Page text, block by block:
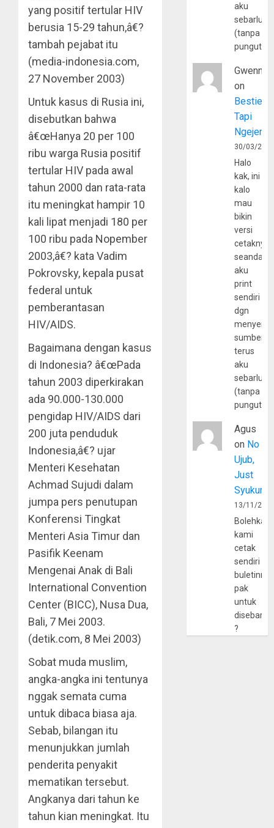
yang positif tertular HIV
berusia 15-29 tahun,â€?
tambah pejabat itu
(media-indonesia.com,
27 November 2003)
Untuk kasus di Rusia ini,
disebutkan bahwa
â€œHanya 20 per 100
ribu warga Rusia positif
tertular HIV pada awal
tahun 2000 dan rata-rata
itu meningkat hampir 10
kali lipat menjadi 180 per
100 ribu pada Nopember
2003,â€? kata Vadim
Pokrovsky, kepala pusat
federal untuk
pemberantasan
HIV/AIDS.
Bagaimana dengan kasus
di Indonesia? â€œPada
tahun 2003 diperkirakan
ada 90.000-130.000
pengidap HIV/AIDS dari
200 juta penduduk
Indonesia,â€? ujar
Menteri Kesehatan
Achmad Sujudi dalam
jumpa pers penutupan
Konferensi Tingkat
Menteri Asia Timur dan
Pasifik Keenam
Mengenai Anak di Bali
International Convention
Center (BICC), Nusa Dua,
Bali, 7 Mei 2003.
(detik.com, 8 Mei 2003)
Sobat muda muslim,
angka-angka ini tentunya
nggak semata cuma
untuk dibaca biasa aja.
Sebab, bilangan itu
menunjukkan jumlah
penderita penyakit
mematikan tersebut.
Angkanya dari tahun ke
tahun kian meningkat. Itu
aku
(tanpa
Gwenny
on
Bestie
Tapi
30/03/
Halo
kak, ini
kalo
mau
bikin
versi
cetaknya
aku
print
sendiri
dgn
sumber
terus
aku
(tanpa
Agus
on No
Ujub,
Just
Syukur
13/11/
Bolehkah
kami
cetak
sendiri
pak
untuk
?